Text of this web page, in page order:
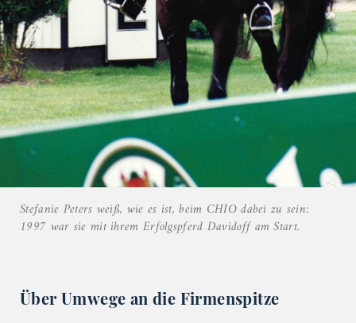
Stefanie Peters weiß, wie es ist, beim CHIO dabei zu sein:
1997 war sie mit ihrem Erfolgspferd Davidoff am Start.
Über Umwege an die Firmenspitze